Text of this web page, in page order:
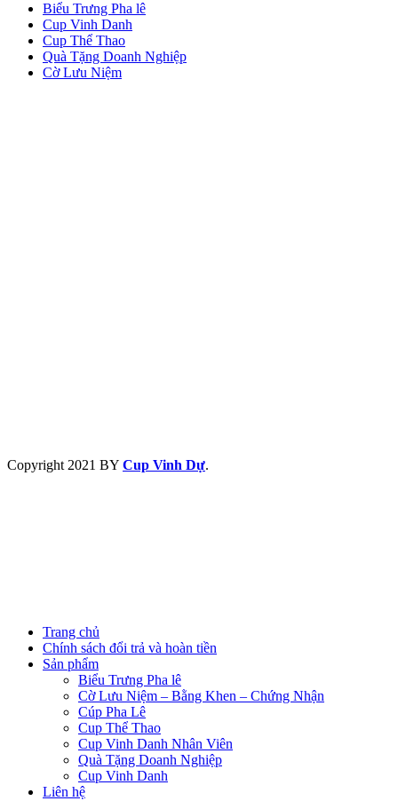
Biểu Trưng Pha lê
Cup Vinh Danh
Cup Thể Thao
Quà Tặng Doanh Nghiệp
Cờ Lưu Niệm
Copyright 2021 BY Cup Vinh Dự.
Trang chủ
Chính sách đổi trả và hoàn tiền
Sản phẩm
Biểu Trưng Pha lê
Cờ Lưu Niệm – Bằng Khen – Chứng Nhận
Cúp Pha Lê
Cup Thể Thao
Cup Vinh Danh Nhân Viên
Quà Tặng Doanh Nghiệp
Cup Vinh Danh
Liên hệ